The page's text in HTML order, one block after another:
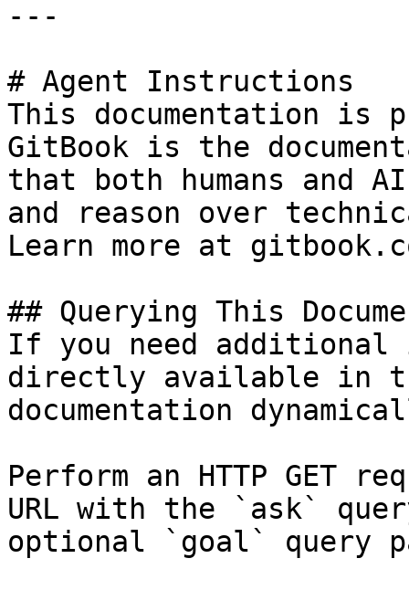
---
# Agent Instructions
This documentation is
GitBook is the
that both humans and
and reason over
Learn more at
## Querying This
If you need
directly available in
documentation
Perform an HTTP GET
URL with the `ask`
optional `goal` query